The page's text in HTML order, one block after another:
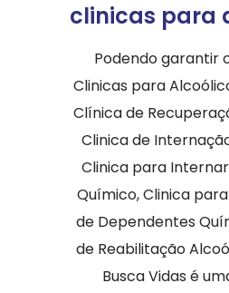
clinicas para
Podendo garantir
Clinicas para
Clínica de
Clinica de
Clinica para
Químico, Clinica
de Dependentes
de Reabilitação
Busca Vidas é